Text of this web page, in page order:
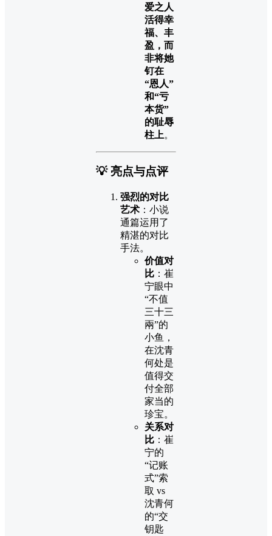
爱之人
活得幸
福、丰
盈，而
非将她
钉在
“恩人”
和“亏
本货”
的耻辱
柱上。
💡亮点与点评
强烈的对比
艺术 ：小说
通篇运用了
精湛的对比
手法。
价值对
比 ：崔
宁眼中
“不值
三十三
兩”的
小鱼，
在沈青
何处是
值得交
付全部
家当的
珍宝。
关系对
比 ：崔
宁的
“记账
式”索
取 vs
沈青何
的“交
钥匙